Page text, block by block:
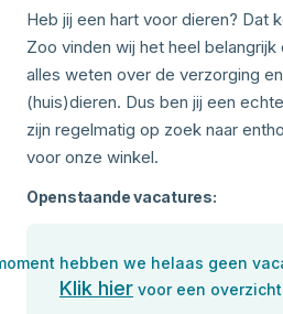
Heb jij een hart voor dieren? Dat
Zoo vinden wij het heel
alles weten over de verzorging
(huis)dieren. Dus ben jij een
zijn regelmatig op zoek naar
voor onze winkel.
Openstaande vacatures:
hebben we helaas geen
Klik hier voor een